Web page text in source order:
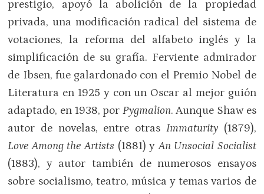
prestigio, apoyó la abolición de la propiedad
privada, una modificación radical del sistema de
votaciones, la reforma del alfabeto inglés y la
simplificación de su grafía. Ferviente admirador
de Ibsen, fue galardonado con el Premio Nobel de
Literatura en 1925 y con un Oscar al mejor guión
adaptado, en 1938, por Pygmalion. Aunque Shaw es
autor de novelas, entre otras Immaturity (1879),
Love Among the Artists (1881) yAn Unsocial Socialist
(1883), y autor también de numerosos ensayos
sobre socialismo, teatro, música y temas varios de